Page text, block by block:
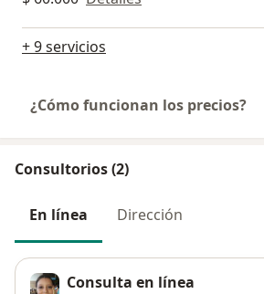
+ 9 servicios
¿Cómo funcionan los precios?
Consultorios (2)
En línea Dirección
Consulta en línea